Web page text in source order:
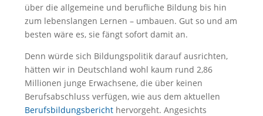
über die allgemeine und berufliche Bildung bis hin
zum lebenslangen Lernen – umbauen. Gut so und am
besten wäre es, sie fängt sofort damit an.
Denn würde sich Bildungspolitik darauf ausrichten,
hätten wir in Deutschland wohl kaum rund 2,86
Millionen junge Erwachsene, die über keinen
Berufsabschluss verfügen, wie aus dem aktuellen
Berufsbildungsbericht hervorgeht. Angesichts